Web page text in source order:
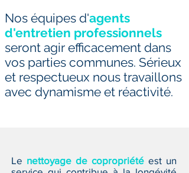
Nos équipes d'agents
d'entretien professionnels
seront agir efficacement dans
vos parties communes. Sérieux
et respectueux nous travaillons
avec dynamisme et réactivité.
Le nettoyage de copropriété est un